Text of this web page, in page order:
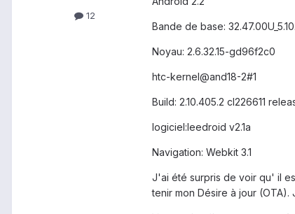
12
Bande de base:
Noyau: 2.6.32.15-gd96f2c0
htc-kernel@and18-2#1
Build: 2.10.405.2 cl226611
logiciel:leedroid v2.1a
Navigation: Webkit 3.1
J'ai été surpris de voir qu' il
tenir mon Désire à jour